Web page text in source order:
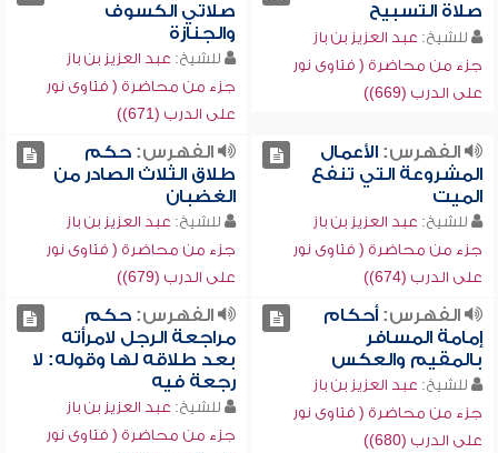
صلاة التسبيح
للشيخ: عبد العزيز بن باز
جزء من محاضرة ( فتاوى نور
على الدرب (669))
صلاتي الكسوف
والجنازة
للشيخ: عبد العزيز بن باز
جزء من محاضرة ( فتاوى نور
على الدرب (671))
الفهرس:الأعمال
المشروعة التي تنفع
الميت
للشيخ: عبد العزيز بن باز
جزء من محاضرة ( فتاوى نور
على الدرب (674))
الفهرس:حكم
طلاق الثلاث الصادر من
الغضبان
للشيخ: عبد العزيز بن باز
جزء من محاضرة ( فتاوى نور
على الدرب (679))
الفهرس:أحكام
إمامة المسافر
بالمقيم والعكس
للشيخ: عبد العزيز بن باز
جزء من محاضرة ( فتاوى نور
على الدرب (680))
الفهرس:حكم
مراجعة الرجل لامرأته
بعد طلاقه لها وقوله: لا
رجعة فيه
للشيخ: عبد العزيز بن باز
جزء من محاضرة ( فتاوى نور